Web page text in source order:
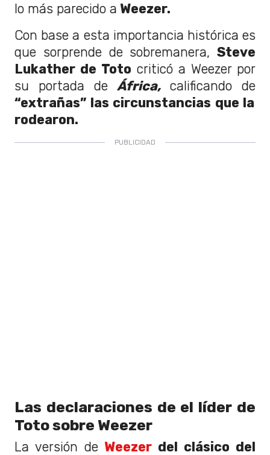
lo más parecido a Weezer.
Con base a esta importancia histórica es
que sorprende de sobremanera, Steve
Lukather de Toto criticó a Weezer por
su portada deÁfrica,
calificando de
“extrañas” las circunstancias que la
rodearon.
Las declaraciones de el líder de
Toto sobre Weezer
La versión de Weezer del clásico del